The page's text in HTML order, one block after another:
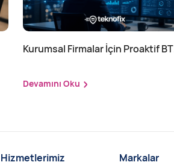
Kurumsal Firmalar İçin Proaktif BT
Devamını Oku
Hizmetlerimiz Markalar